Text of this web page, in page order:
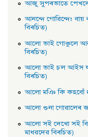
আজু সুপৰভাতে পেখলোঁ
আনন্দে গােৱিন্দেঃ বায়
বিৰচিত)
আলাে ভাই গােকুলে
বিৰচিত)
আলাে ভাই চল আইস
বিৰচিত)
আলাে মঞি কি কহবোঁ
আলাে শুনা গােৱালেৰ
আলাে সই দেখাে সই
মাধৱদেৱ বিৰচিত)